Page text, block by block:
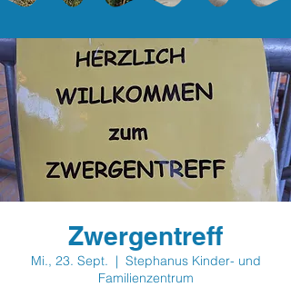
Zwergentreff
Mi., 23. Sept.
  |
Stephanus Kinder- und
Familienzentrum